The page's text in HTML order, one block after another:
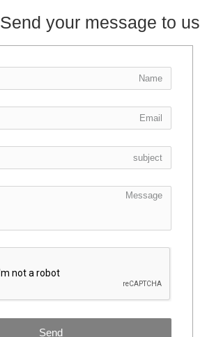
Send your message to us:
Send